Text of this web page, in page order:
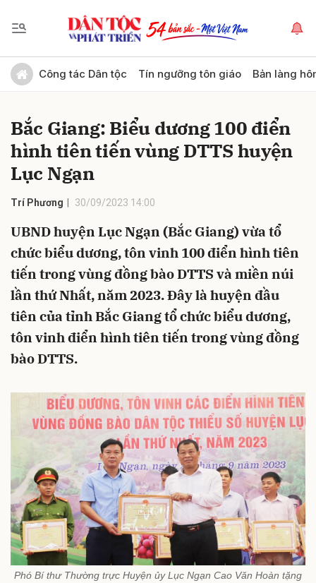
Công tác Dân tộc Tín ngưỡng tôn giáo Bản làng
Bắc Giang: Biểu dương 100 điển
hình tiên tiến vùng DTTS huyện
Lục Ngạn
Trí Phương 30/09/2023 14:00
UBND huyện Lục Ngạn (Bắc Giang) vừa tổ
chức biểu dương, tôn vinh 100 điển hình tiên
tiến trong vùng đồng bào DTTS và miền núi
lần thứ Nhất, năm 2023. Đây là huyện đầu
tiên của tỉnh Bắc Giang tổ chức biểu dương,
tôn vinh điển hình tiên tiến trong vùng đồng
bào DTTS.
Phó Bí thư Thường trực Huyện ủy Lục Ngạn Cao Văn Hoàn tặng
Gửi bình luận